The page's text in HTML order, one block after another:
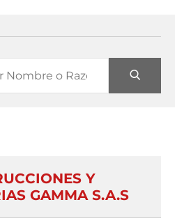
Y
GAMMA S.A.S